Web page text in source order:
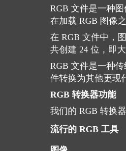
RGB 文件是一种
在加载 RGB 图像
在 RGB 文件中，
共创建 24 位，即
RGB 文件是一种
件转换为其他更现
RGB 转换器功能
我们的 RGB 转换
流行的 RGB 工具